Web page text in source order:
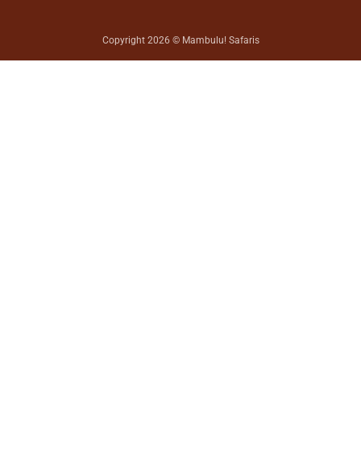
Copyright 2026 © Mambulu! Safaris